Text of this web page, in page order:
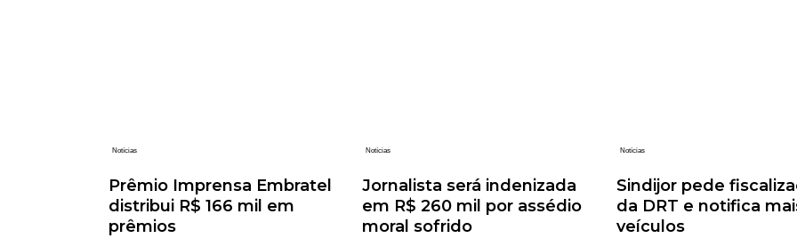
Notícias
Prêmio Imprensa Embratel
distribui R$ 166 mil em
prêmios
Notícias
Jornalista será indenizada
em R$ 260 mil por assédio
moral sofrido
Notícias
Sindijor pede
da DRT e notifica
veículos